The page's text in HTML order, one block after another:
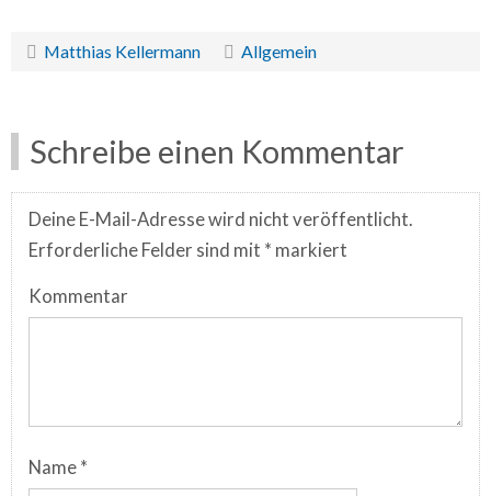
Matthias Kellermann Allgemein
Schreibe einen Kommentar
Deine E-Mail-Adresse wird nicht veröffentlicht.
Erforderliche Felder sind mit * markiert
Kommentar
Name *